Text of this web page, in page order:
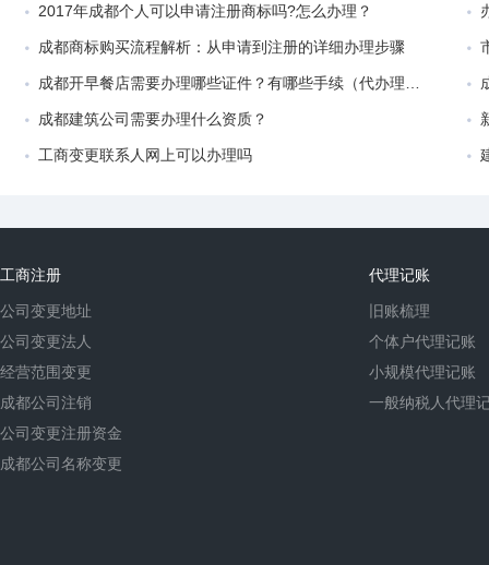
2017年成都个人可以申请注册商标吗?怎么办理？
成都商标购买流程解析：从申请到注册的详细办理步骤
成都开早餐店需要办理哪些证件？有哪些手续（代办理公司注册公司）
成都建筑公司需要办理什么资质？
工商变更联系人网上可以办理吗
工商注册
公司变更地址
公司变更法人
经营范围变更
成都公司注销
公司变更注册资金
成都公司名称变更
代理记账
旧账梳理
个体户代理记账
小规模代理记账
一般纳税人代理